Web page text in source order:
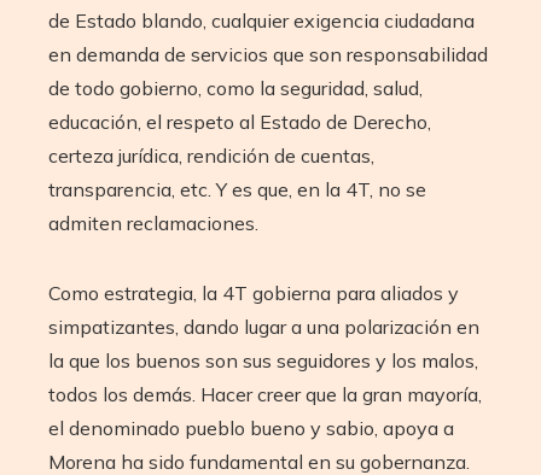
de Estado blando, cualquier exigencia ciudadana
en demanda de servicios que son responsabilidad
de todo gobierno, como la seguridad, salud,
educación, el respeto al Estado de Derecho,
certeza jurídica, rendición de cuentas,
transparencia, etc. Y es que, en la 4T, no se
admiten reclamaciones.
Como estrategia, la 4T gobierna para aliados y
simpatizantes, dando lugar a una polarización en
la que los buenos son sus seguidores y los malos,
todos los demás. Hacer creer que la gran mayoría,
el denominado pueblo bueno y sabio, apoya a
Morena ha sido fundamental en su gobernanza.